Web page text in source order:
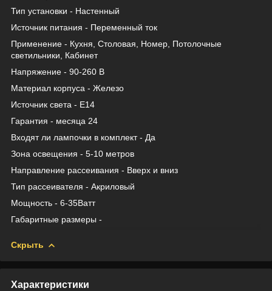
Тип установки - Настенный
Источник питания - Переменный ток
Применение - Кухня, Столовая, Номер, Потолочные
светильники, Кабинет
Напряжение - 90-260 В
Материал корпуса - Железо
Источник света - Е14
Гарантия - месяца 24
Входят ли лампочки в комплект - Да
Зона освещения - 5-10 метров
Направление рассеивания - Вверх и вниз
Тип рассеивателя - Акриловый
Мощность - 6-35Ватт
Габаритные размеры -
Скрыть
Характеристики